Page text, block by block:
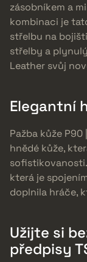
zásobníkem a
kombinaci je
střelbu na
střelby a
Leather svůj
Elegantní
Pažba kůže
hnědé kůže,
která je
doplnila hráče,
Užijte si
předpisy